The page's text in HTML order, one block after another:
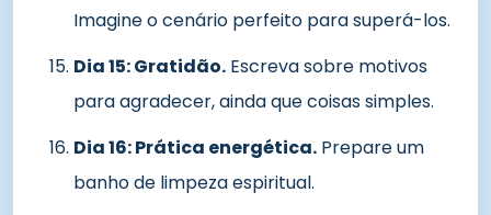
Imagine o cenário perfeito para superá-los.
Dia 15: Gratidão. Escreva sobre motivos
para agradecer, ainda que coisas simples.
Dia 16: Prática energética. Prepare um
banho de limpeza espiritual.